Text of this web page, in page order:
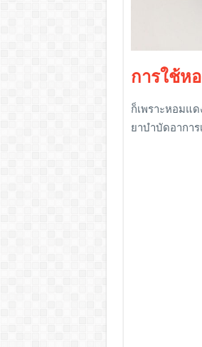
การใช้ห
ก็เพราะหอมแ
ยาบำบัดอากา